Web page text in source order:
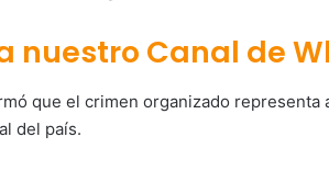
nuestro Canal de
que el crimen organizado representa
del país.